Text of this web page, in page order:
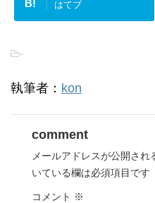
B! はてブ
-
執筆者： kon
comment
メールアドレスが公開され
いている欄は必須項目です
コメント ※